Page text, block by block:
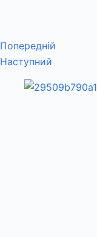
Попередній
Наступний